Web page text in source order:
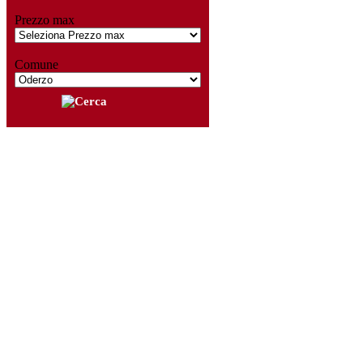
Prezzo max
Comune